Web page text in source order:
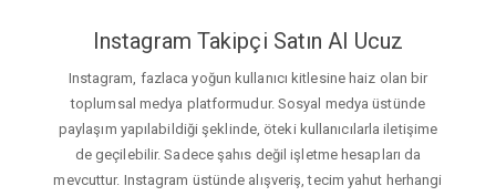
Instagram Takipçi Satın Al Ucuz
Instagram, fazlaca yoğun kullanıcı kitlesine haiz olan bir
toplumsal medya platformudur. Sosyal medya üstünde
paylaşım yapılabildiği şeklinde, öteki kullanıcılarla iletişime
de geçilebilir. Sadece şahıs değil işletme hesapları da
mevcuttur. Instagram üstünde alışveriş, tecim yahut herhangi